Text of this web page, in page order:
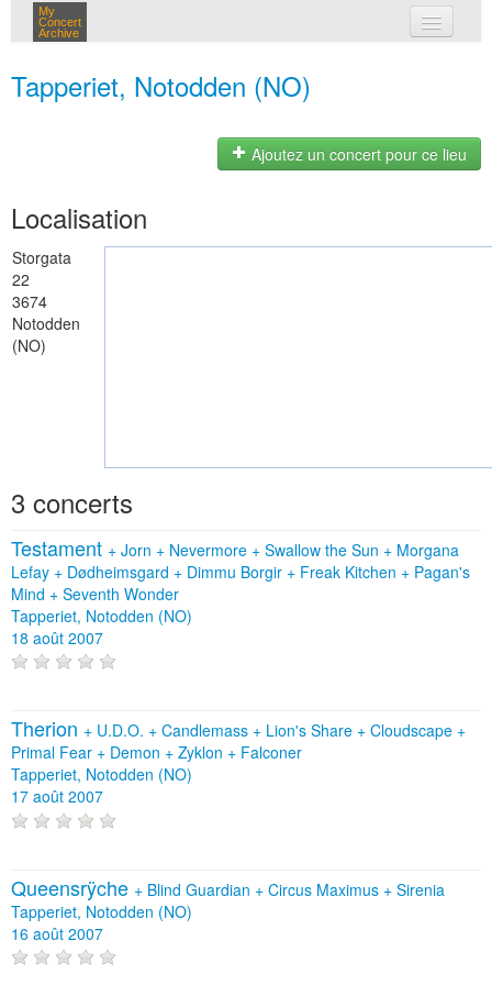
My
Concert
Archive
Tapperiet, Notodden (NO)
Ajoutez un concert pour ce lieu
Localisation
Storgata
22
3674
Notodden
(NO)
3 concerts
Testament + Jorn + Nevermore + Swallow the Sun + Morgana
Lefay + Dødheimsgard + Dimmu Borgir + Freak Kitchen + Pagan's
Mind + Seventh Wonder
Tapperiet, Notodden (NO)
18 août 2007
Therion + U.D.O. + Candlemass + Lion's Share + Cloudscape +
Primal Fear + Demon + Zyklon + Falconer
Tapperiet, Notodden (NO)
17 août 2007
Queensrÿche + Blind Guardian + Circus Maximus + Sirenia
Tapperiet, Notodden (NO)
16 août 2007